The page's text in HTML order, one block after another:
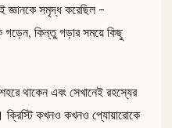
জ্ঞানকে সমৃদ্ধ করেছিল -
গড়েন, কিন্তু গড়ার সময়ে কিছু
থাকেন এবং সেখানেই রহস্যের
ক্রিস্টি কখনও কখনও প্যোয়ারোকে